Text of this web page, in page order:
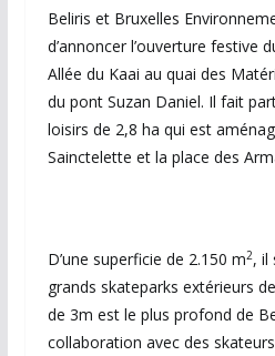
Beliris et Bruxelles
d’annoncer l’ouverture festive
Allée du Kaai au quai des
du pont Suzan Daniel. Il fait
loisirs de 2,8 ha qui est
Sainctelette et la place des
D’une superficie de 2.150 m2, il
grands skateparks extérieurs
de 3m est le plus profond de
collaboration avec des